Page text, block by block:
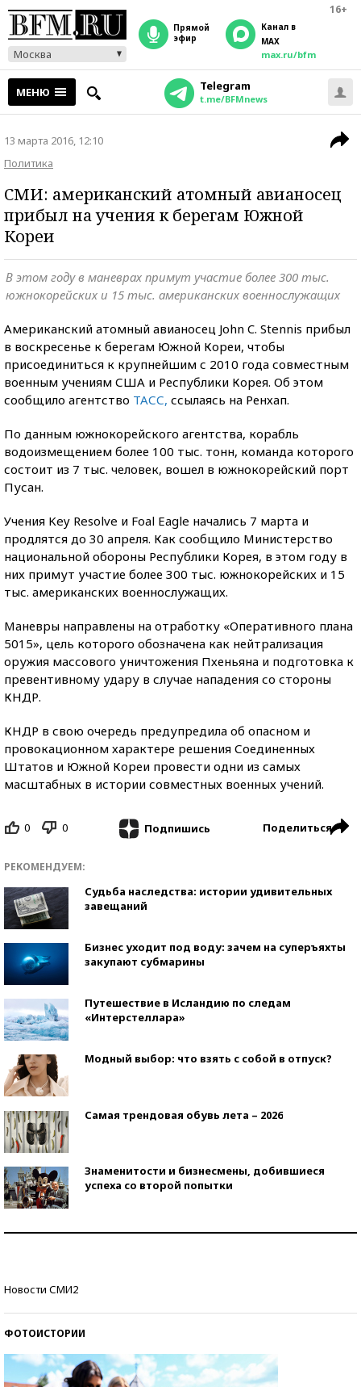
16+
Москва
прямой
эфир
Канал в
MAX
max.ru/bfm
МЕНЮ Telegram
t.me/BFMnews
13 марта 2016, 12:10
Политика
СМИ: американский атомный авианосец
прибыл на учения к берегам Южной
Кореи
В этом году в маневрах примут участие более 300 тыс.
южнокорейских и 15 тыс. американских военнослужащих
Американский атомный авианосец John C. Stennis прибыл
в воскресенье к берегам Южной Кореи, чтобы
присоединиться к крупнейшим с 2010 года совместным
военным учениям США и Республики Корея. Об этом
сообщило агентство ТАСС, ссылаясь на Ренхап.
По данным южнокорейского агентства, корабль
водоизмещением более 100 тыс. тонн, команда которого
состоит из 7 тыс. человек, вошел в южнокорейский порт
Пусан.
Учения Key Resolve и Foal Eagle начались 7 марта и
продлятся до 30 апреля. Как сообщило Министерство
национальной обороны Республики Корея, в этом году в
них примут участие более 300 тыс. южнокорейских и 15
тыс. американских военнослужащих.
Маневры направлены на отработку «Оперативного плана
5015», цель которого обозначена как нейтрализация
оружия массового уничтожения Пхеньяна и подготовка к
превентивному удару в случае нападения со стороны
КНДР.
КНДР в свою очередь предупредила об опасном и
провокационном характере решения Соединенных
Штатов и Южной Кореи провести одни из самых
масштабных в истории совместных военных учений.
0 0 Подпишись Поделиться
РЕКОМЕНДУЕМ:
Судьба наследства: истории удивительных
завещаний
Бизнес уходит под воду: зачем на суперъяхты
закупают субмарины
Путешествие в Исландию по следам
«Интерстеллара»
Модный выбор: что взять с собой в отпуск?
Самая трендовая обувь лета – 2026
Знаменитости и бизнесмены, добившиеся
успеха со второй попытки
Новости СМИ2
ФОТОИСТОРИИ